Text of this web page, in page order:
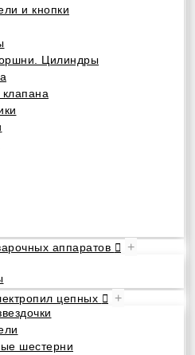
и кнопки
Цилиндры
аппаратов
+
цепных
+
шестерни